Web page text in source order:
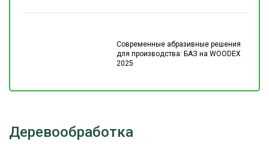
Современные абразивные решения
для производства: БАЗ на WOODEX
2025
Деревообработка